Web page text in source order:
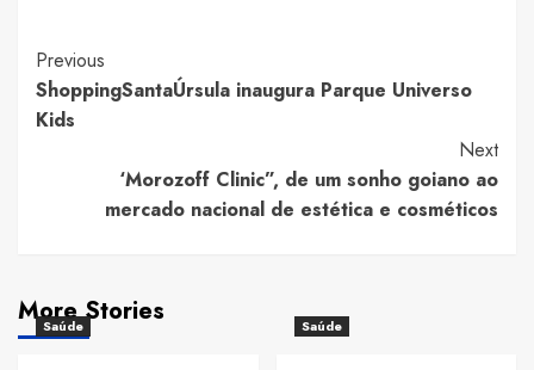
Post
Navigation
Previous
ShoppingSantaÚrsula inaugura Parque Universo
Kids
Next
‘Morozoff Clinic”, de um sonho goiano ao
mercado nacional de estética e cosméticos
More Stories
Saúde Saúde